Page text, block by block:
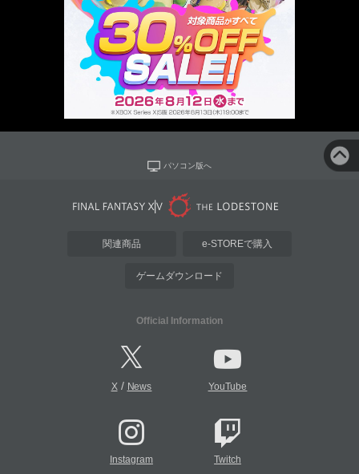
パソコン版へ
関連商品 e-STOREで購入
ゲームダウンロード
Official Information
X/ News YouTube
Instagram Twitch